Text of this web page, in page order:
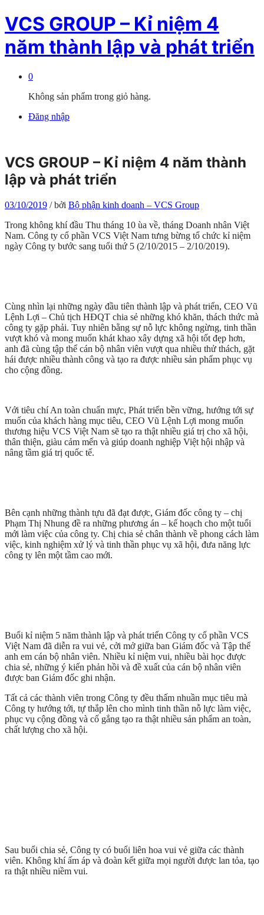
VCS GROUP – Kỉ niệm 4
năm thành lập và phát triển
0
Không sản phẩm trong giỏ hàng.
Đăng nhập
VCS GROUP – Kỉ niệm 4 năm thành
lập và phát triển
03/10/2019 /bởi Bộ phận kinh doanh – VCS Group
Trong không khí đầu Thu tháng 10 ùa về, tháng Doanh nhân Việt
Nam. Công ty cổ phần VCS Việt Nam tưng bừng tổ chức kỉ niệm
ngày Công ty bước sang tuổi thứ 5 (2/10/2015 – 2/10/2019).
Cùng nhìn lại những ngày đầu tiên thành lập và phát triển, CEO Vũ
Lệnh Lợi – Chủ tịch HĐQT chia sẻ những khó khăn, thách thức mà
công ty gặp phải. Tuy nhiên bằng sự nỗ lực không ngừng, tinh thần
vượt khó và mong muốn khát khao xây dựng xã hội tốt đẹp hơn,
anh đã cùng tập thể cán bộ nhân viên vượt qua nhiều thử thách, gặt
hái được nhiều thành công và tạo ra được nhiều sản phẩm phục vụ
cho cộng đồng.
Với tiêu chí An toàn chuẩn mực, Phát triển bền vững, hướng tới sự
muốn của khách hàng mục tiêu, CEO Vũ Lệnh Lợi mong muốn
thương hiệu VCS Việt Nam sẽ tạo ra thật nhiều giá trị cho xã hội,
thân thiện, giàu cảm mến và giúp doanh nghiệp Việt hội nhập và
nâng tầm giá trị quốc tế.
Bên cạnh những thành tựu đã đạt được, Giám đốc công ty – chị
Phạm Thị Nhung đề ra những phương án – kế hoạch cho một tuổi
mới làm việc của công ty. Chị chia sẻ chân thành về phong cách làm
việc, kinh nghiệm xử lý và tinh thần phục vụ xã hội, đưa năng lực
công ty lên một tầm cao mới.
Buổi kỉ niệm 5 năm thành lập và phát triển Công ty cổ phần VCS
Việt Nam đã diễn ra vui vẻ, cởi mở giữa ban Giám đốc và Tập thể
anh em cán bộ nhân viên. Nhiều kỉ niệm vui, nhiều bài học được
chia sẻ, những ý kiến phản hồi và đề xuất của cán bộ nhân viên
được ban Giám đốc ghi nhận.
Tất cả các thành viên trong Công ty đều thấm nhuần mục tiêu mà
Công ty hướng tới, tự thắp lên cho mình tinh thần nỗ lực làm việc,
phục vụ cộng đồng và cố gắng tạo ra thật nhiều sản phẩm an toàn,
chất lượng cho xã hội.
Sau buổi chia sẻ, Công ty có buổi liên hoa vui vẻ giữa các thành
viên. Không khí ấm áp và đoàn kết giữa mọi người được lan tỏa, tạo
ra thật nhiều niềm vui.